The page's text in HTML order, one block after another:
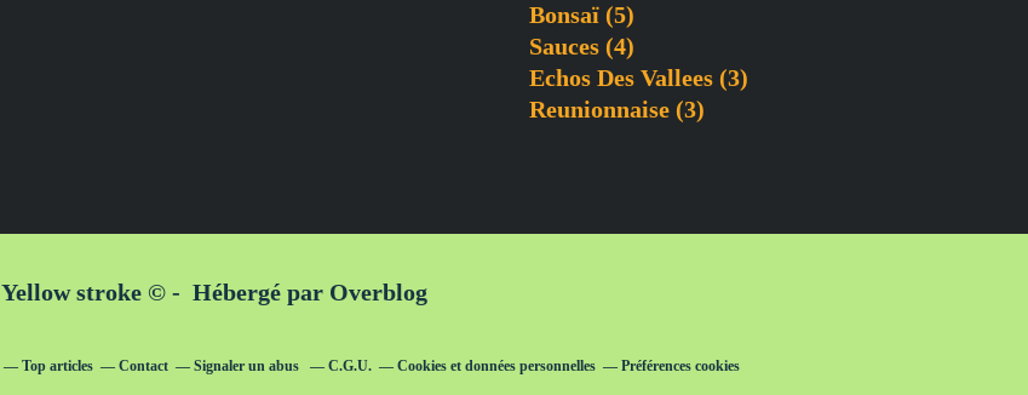
Bonsaï (5)
Sauces (4)
Echos Des Vallees (3)
Reunionnaise (3)
Yellow stroke © - Hébergé par Overblog
Top articles Contact Signaler un abus C.G.U. Cookies et données personnelles Préférences cookies